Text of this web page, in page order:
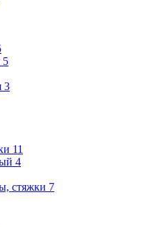
5
3
11
4
стяжки 7